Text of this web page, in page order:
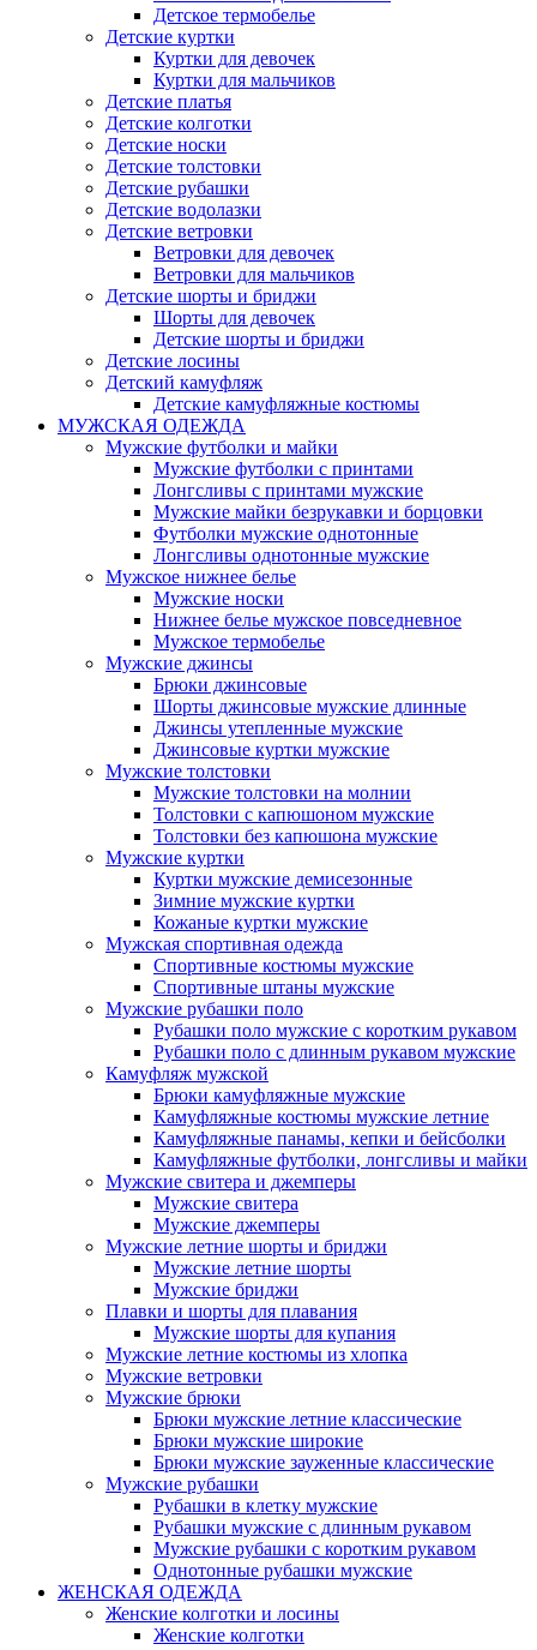
Детское термобелье
Детские куртки
Куртки для девочек
Куртки для мальчиков
Детские платья
Детские колготки
Детские носки
Детские толстовки
Детские рубашки
Детские водолазки
Детские ветровки
Ветровки для девочек
Ветровки для мальчиков
Детские шорты и бриджи
Шорты для девочек
Детские шорты и бриджи
Детские лосины
Детский камуфляж
Детские камуфляжные костюмы
МУЖСКАЯ ОДЕЖДА
Мужские футболки и майки
Мужские футболки с принтами
Лонгсливы с принтами мужские
Мужские майки безрукавки и борцовки
Футболки мужские однотонные
Лонгсливы однотонные мужские
Мужское нижнее белье
Мужские носки
Нижнее белье мужское повседневное
Мужское термобелье
Мужские джинсы
Брюки джинсовые
Шорты джинсовые мужские длинные
Джинсы утепленные мужские
Джинсовые куртки мужские
Мужские толстовки
Мужские толстовки на молнии
Толстовки с капюшоном мужские
Толстовки без капюшона мужские
Мужские куртки
Куртки мужские демисезонные
Зимние мужские куртки
Кожаные куртки мужские
Мужская спортивная одежда
Спортивные костюмы мужские
Спортивные штаны мужские
Мужские рубашки поло
Рубашки поло мужские с коротким рукавом
Рубашки поло с длинным рукавом мужские
Камуфляж мужской
Брюки камуфляжные мужские
Камуфляжные костюмы мужские летние
Камуфляжные панамы, кепки и бейсболки
Камуфляжные футболки, лонгсливы и майки
Мужские свитера и джемперы
Мужские свитера
Мужские джемперы
Мужские летние шорты и бриджи
Мужские летние шорты
Мужские бриджи
Плавки и шорты для плавания
Мужские шорты для купания
Мужские летние костюмы из хлопка
Мужские ветровки
Мужские брюки
Брюки мужские летние классические
Брюки мужские широкие
Брюки мужские зауженные классические
Мужские рубашки
Рубашки в клетку мужские
Рубашки мужские с длинным рукавом
Мужские рубашки с коротким рукавом
Однотонные рубашки мужские
ЖЕНСКАЯ ОДЕЖДА
Женские колготки и лосины
Женские колготки